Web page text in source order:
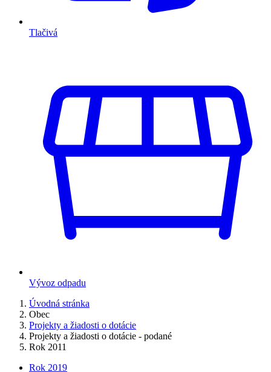
Tlačivá
Vývoz odpadu
Úvodná stránka
Obec
Projekty a žiadosti o dotácie
Projekty a žiadosti o dotácie - podané
Rok 2011
Rok 2019